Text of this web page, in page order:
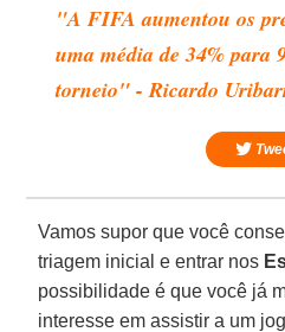
"A FIFA aumentou os
uma média de 34% para
torneio" - Ricardo
Vamos supor que você
triagem inicial e entrar nos
possibilidade é que você já
interesse em assistir a um